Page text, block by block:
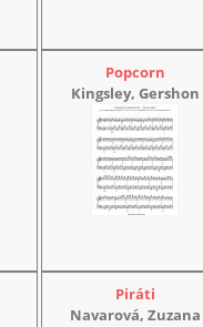
Popcorn
Kingsley, Gershon
Piráti
Navarová, Zuzana